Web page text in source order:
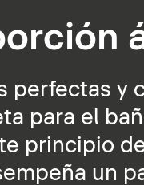
perfectas y
para el
principio
un